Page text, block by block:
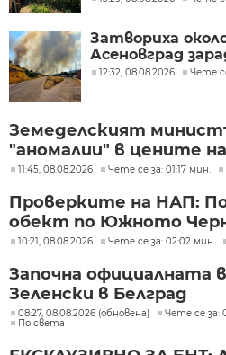
Затвориха
Асеновград
12:32, 08.08.2026 Чете
Земеделският
"аномалии" в цените
11:45, 08.08.2026 Чете се за: 01:17 мин.
Проверките на НАП:
обект по Южното
10:21, 08.08.2026 Чете се за: 02:02 мин.
Започна официалната
Зеленски в Белград
08:27, 08.08.2026 (обновена)
Чете се за:
По света